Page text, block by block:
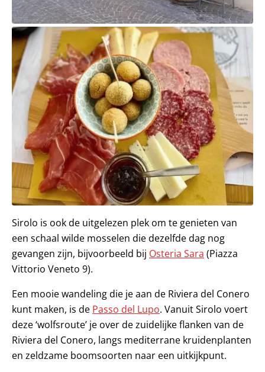
Sirolo is ook de uitgelezen plek om te genieten van
een schaal wilde mosselen die dezelfde dag nog
gevangen zijn, bijvoorbeeld bij Osteria Sara (Piazza
Vittorio Veneto 9).
Een mooie wandeling die je aan de Riviera del Conero
kunt maken, is de Passo del Lupo. Vanuit Sirolo voert
deze ‘wolfsroute’ je over de zuidelijke flanken van de
Riviera del Conero, langs mediterrane kruidenplanten
en zeldzame boomsoorten naar een uitkijkpunt.